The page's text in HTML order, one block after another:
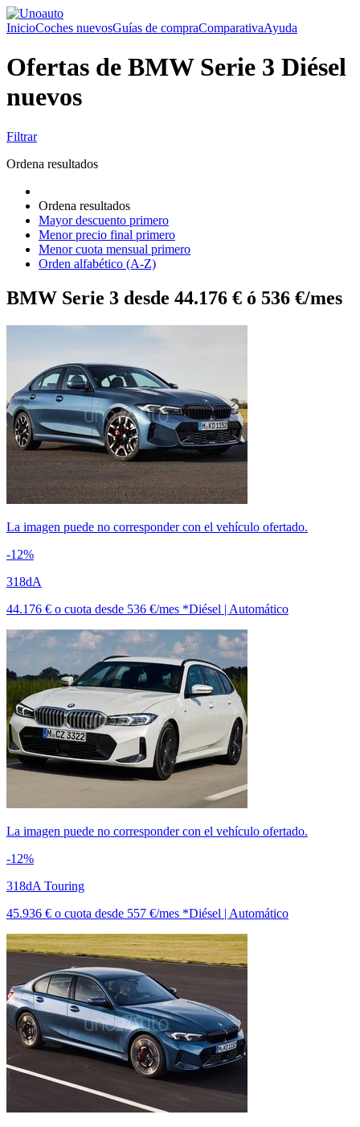
InicioCoches nuevosGuías de compraComparativaAyuda
Ofertas de BMW Serie 3 Diésel
nuevos
Filtrar
Ordena resultados
Ordena resultados
Mayor descuento primero
Menor precio final primero
Menor cuota mensual primero
Orden alfabético (A-Z)
BMW Serie 3 desde 44.176 € ó 536 €/mes
La imagen puede no corresponder con el vehículo ofertado.
-12%
318dA
44.176 € o cuota desde 536 €/mes *Diésel | Automático
La imagen puede no corresponder con el vehículo ofertado.
-12%
318dA Touring
45.936 € o cuota desde 557 €/mes *Diésel | Automático